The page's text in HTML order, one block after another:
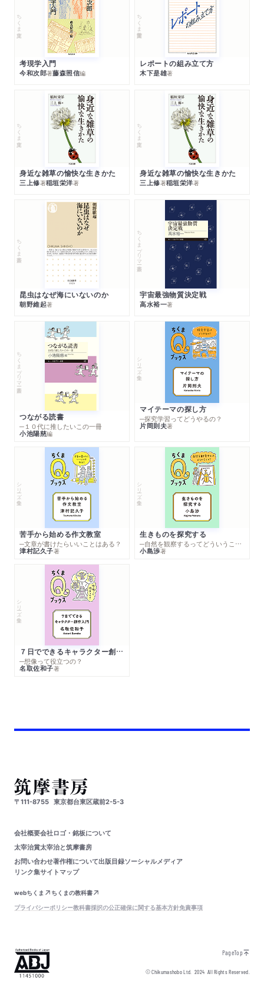
ちくま文庫
考現学入門
今和次郎著藤森照信編
ちくま学芸文庫
レポートの組み立て方
木下是雄著
ちくま文庫
身近な雑草の愉快な生きかた
三上修著稲垣栄洋著
ちくま文庫
身近な雑草の愉快な生きかた
三上修著稲垣栄洋著
ちくま新書
昆虫はなぜ海にいないのか
朝野維起著
ちくまプリマー新書
宇宙最強物質決定戦
高水裕一著
ちくまプリマー新書
つながる読書
─１０代に推したいこの一冊
小池陽慈編
シリーズ・全集
マイテーマの探し方
─探究学習ってどうやるの？
片岡則夫著
シリーズ・全集
苦手から始める作文教室
─文章が書けたらいいことはある？
津村記久子著
シリーズ・全集
生きものを探究する
─自然を観察するってどういうこと？
小島渉著
シリーズ・全集
７日でできるキャラクター創作入門
─想像って役立つの？
名取佐和子著
〒111-8755 東京都台東区蔵前2-5-3
会社概要会社ロゴ・銘板について
太宰治賞太宰治と筑摩書房
お問い合わせ著作権について出版目録ソーシャルメディア
リンク集サイトマップ
webちくま
ちくまの教科書
プライバシーポリシー教科書採択の公正確保に関する基本方針免責事項
PageTop
© Chikumashobo Ltd.2024 All Rights Reserved.